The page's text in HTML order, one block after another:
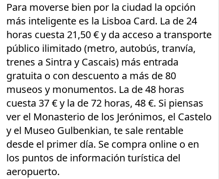
Para moverse bien por la ciudad la opción
más inteligente es la Lisboa Card. La de 24
horas cuesta 21,50 € y da acceso a transporte
público ilimitado (metro, autobús, tranvía,
trenes a Sintra y Cascais) más entrada
gratuita o con descuento a más de 80
museos y monumentos. La de 48 horas
cuesta 37 € y la de 72 horas, 48 €. Si piensas
ver el Monasterio de los Jerónimos, el Castelo
y el Museo Gulbenkian, te sale rentable
desde el primer día. Se compra online o en
los puntos de información turística del
aeropuerto.